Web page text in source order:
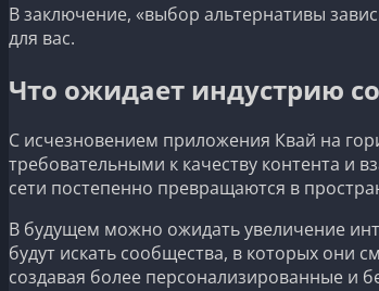
В заключение, «выбор альтернативы
для вас.
Что ожидает индустрию
С исчезновением приложения Квай на
требовательными к качеству контента и
сети постепенно превращаются в
В будущем можно ожидать увеличение
будут искать сообщества, в которых они
создавая более персонализированные и